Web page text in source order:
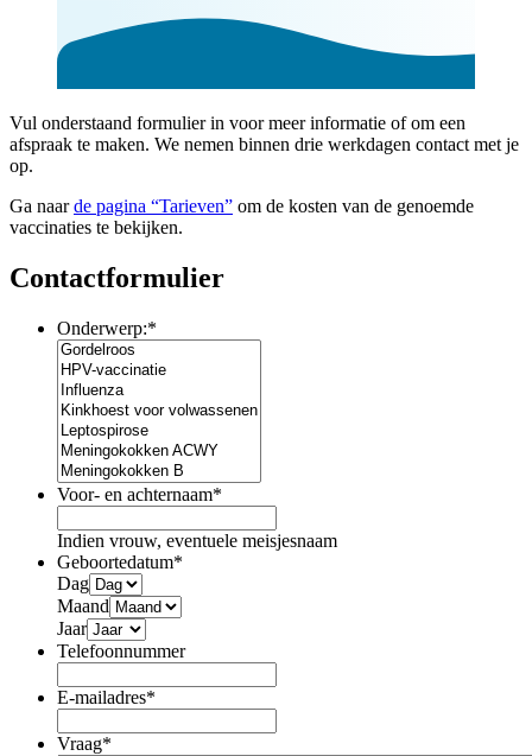
Vul onderstaand formulier in voor meer informatie of om een
afspraak te maken. We nemen binnen drie werkdagen contact met je
op.
Ga naar de pagina “Tarieven” om de kosten van de genoemde
vaccinaties te bekijken.
Contactformulier
Onderwerp:*
Voor- en achternaam*
Indien vrouw, eventuele meisjesnaam
Geboortedatum*
Dag
Maand
Jaar
Telefoonnummer
E-mailadres*
Vraag*